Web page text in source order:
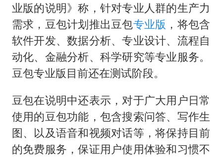
周星驰妈妈现身香港首映礼
上海地铁4条线路全线停运
4.2平卫生间补漏注胶花1.55万
56岁刘奕君跟13岁女儿合跳
“还不如不放假”
梅婷12岁女儿百花奖发言
从科技创新看开局起步的时与势
业版的说明》称，针对专业人群的生产力
需求，豆包计划推出豆包专业版 ，将包含
软件开发、数据分析、专业设计、流程自
动化、金融分析、科学研究等专业服务。
豆包专业版目前还在测试阶段。
豆包在说明中还表示，对于广大用户日常
使用的豆包功能，包含搜索问答、写作生
图、以及语音和视频对话等，将保持目前
的免费服务，保证用户使用体验和习惯不